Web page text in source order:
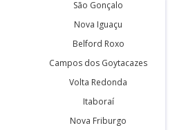
São Gonçalo
Nova Iguaçu
Belford Roxo
Campos dos Goytacazes
Volta Redonda
Itaboraí
Nova Friburgo